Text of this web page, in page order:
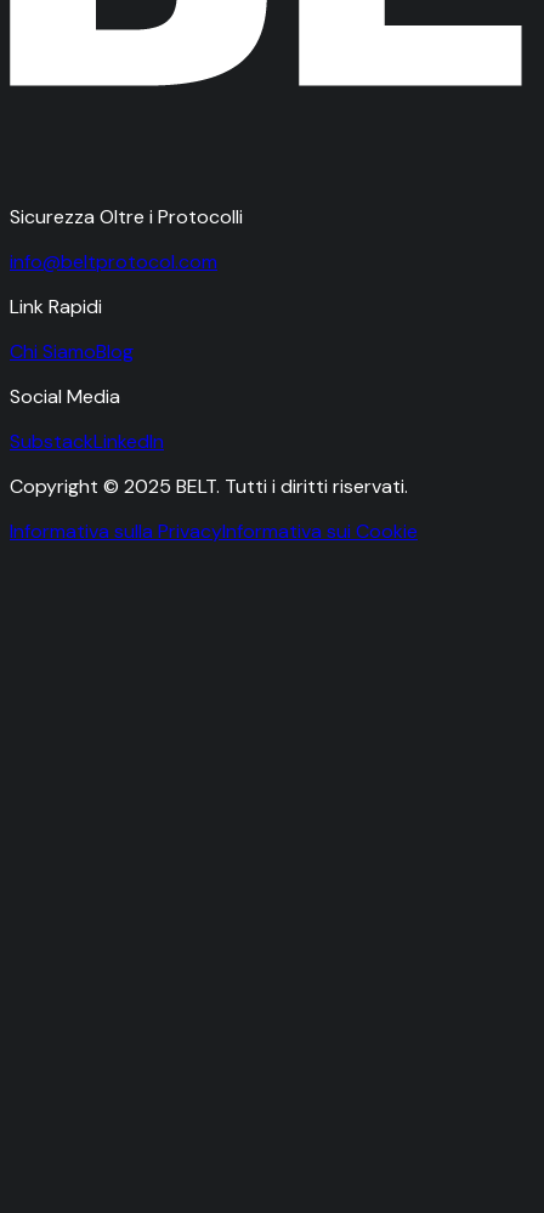
Sicurezza Oltre i Protocolli
info@beltprotocol.com
Link Rapidi
Chi SiamoBlog
Social Media
SubstackLinkedIn
Copyright © 2025 BELT. Tutti i diritti riservati.
Informativa sulla PrivacyInformativa sui Cookie